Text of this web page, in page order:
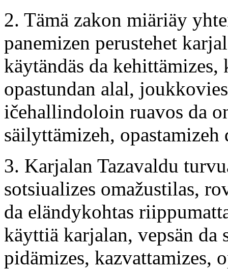
2. Tämä zakon miäriäy
panemizen perustehet
käytändäs da
opastundan alal,
ičehallindoloin ruavos da
säilyttämizeh,
3. Karjalan Tazavaldu
sotsiualizes omažustilas,
da eländykohtas
käyttiä karjalan, vepsän
pidämizes, kazvattamizes,